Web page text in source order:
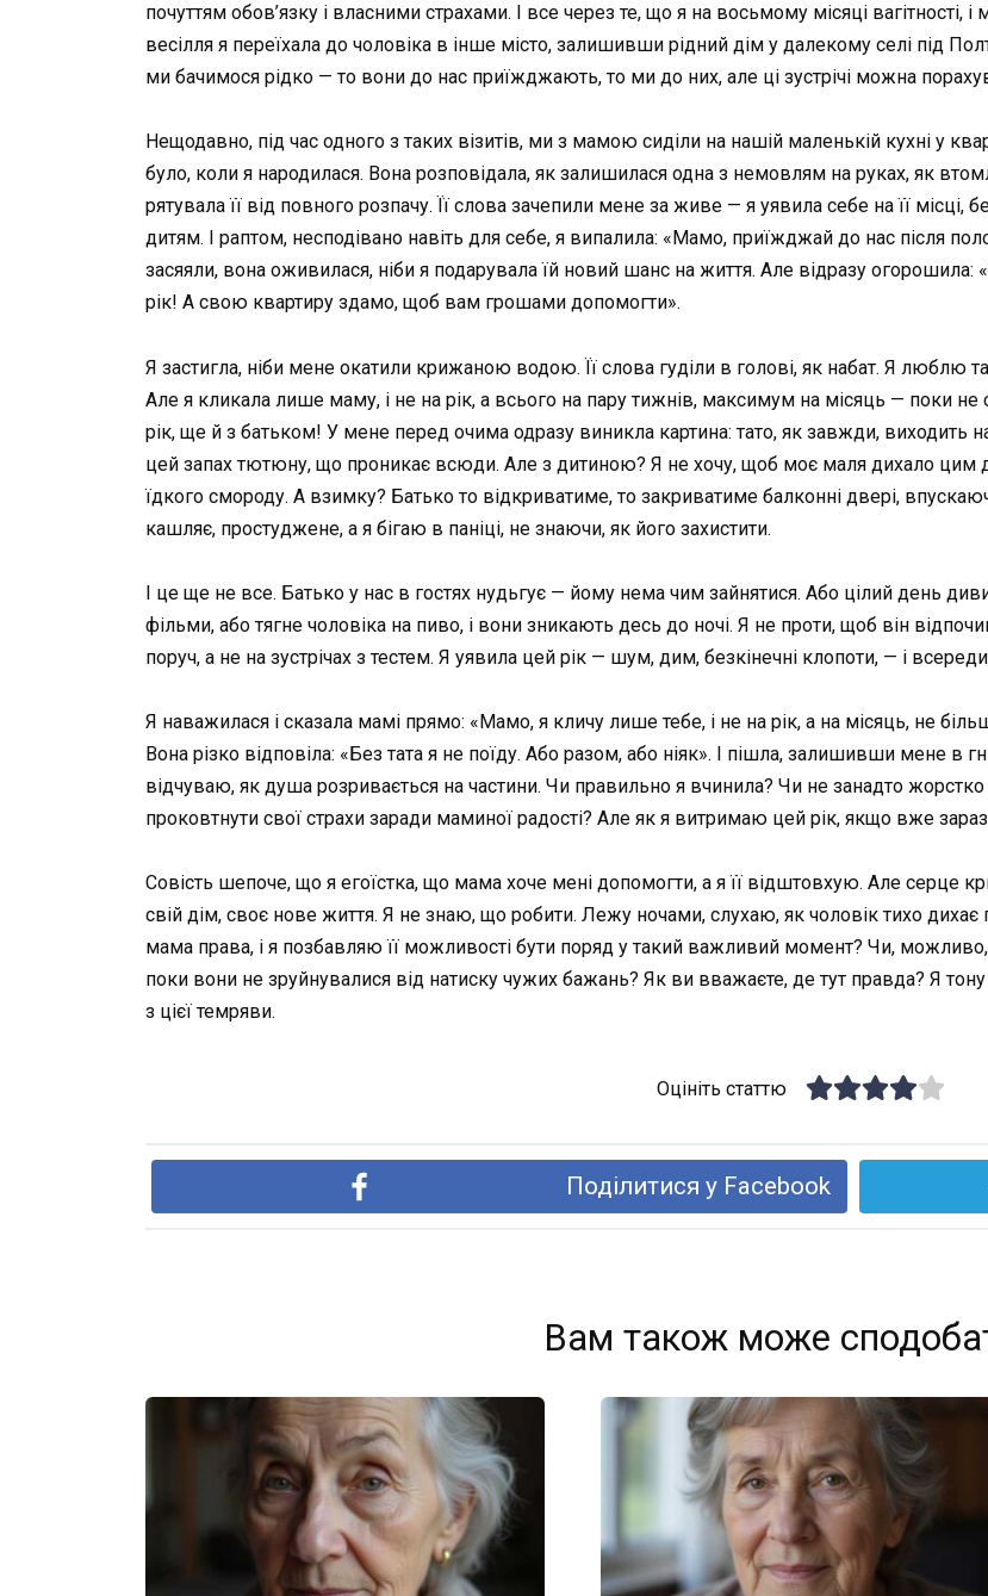
почуттям обов’язку і власними страхами. І все через те, що я на восьмому місяці вагітності,
весілля я переїхала до чоловіка в інше місто, залишивши рідний дім у далекому селі під
ми бачимося рідко — то вони до нас приїжджають, то ми до них, але ці зустрічі можна
Нещодавно, під час одного з таких візитів, ми з мамою сиділи на нашій маленькій кухні у
було, коли я народилася. Вона розповідала, як залишилася одна з немовлям на руках, як
рятувала її від повного розпачу. Її слова зачепили мене за живе — я уявила себе на її
дитям. І раптом, несподівано навіть для себе, я випалила: «Мамо, приїжджай до нас після
засяяли, вона оживилася, ніби я подарувала їй новий шанс на життя. Але відразу
рік! А свою квартиру здамо, щоб вам грошами допомогти».
Я застигла, ніби мене окатили крижаною водою. Її слова гуділи в голові, як набат. Я люблю
Але я кликала лише маму, і не на рік, а всього на пару тижнів, максимум на місяць — поки не
рік, ще й з батьком! У мене перед очима одразу виникла картина: тато, як завжди, виходить
цей запах тютюну, що проникає всюди. Але з дитиною? Я не хочу, щоб моє маля дихало цим
їдкого смороду. А взимку? Батько то відкриватиме, то закриватиме балконні двері,
кашляє, простуджене, а я бігаю в паніці, не знаючи, як його захистити.
І це ще не все. Батько у нас в гостях нудьгує — йому нема чим зайнятися. Або цілий день
фільми, або тягне чоловіка на пиво, і вони зникають десь до ночі. Я не проти, щоб він
поруч, а не на зустрічах з тестем. Я уявила цей рік — шум, дим, безкінечні клопоти, — і
Я наважилася і сказала мамі прямо: «Мамо, я кличу лише тебе, і не на рік, а на місяць, не
Вона різко відповіла: «Без тата я не поїду. Або разом, або ніяк». І пішла, залишивши мене в
відчуваю, як душа розривається на частини. Чи правильно я вчинила? Чи не занадто
проковтнути свої страхи заради маминої радості? Але як я витримаю цей рік, якщо вже
Совість шепоче, що я егоїстка, що мама хоче мені допомогти, а я її відштовхую. Але серце
свій дім, своє нове життя. Я не знаю, що робити. Лежу ночами, слухаю, як чоловік тихо
мама права, і я позбавляю її можливості бути поряд у такий важливий момент? Чи, можливо,
поки вони не зруйнувалися від натиску чужих бажань? Як ви вважаєте, де тут правда? Я
з цієї темряви.
Оцініть статтю
Поділитися у Facebook
Вам також може